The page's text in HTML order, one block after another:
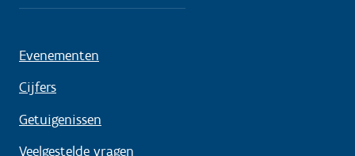
Evenementen
Cijfers
Getuigenissen
Veelgestelde vragen